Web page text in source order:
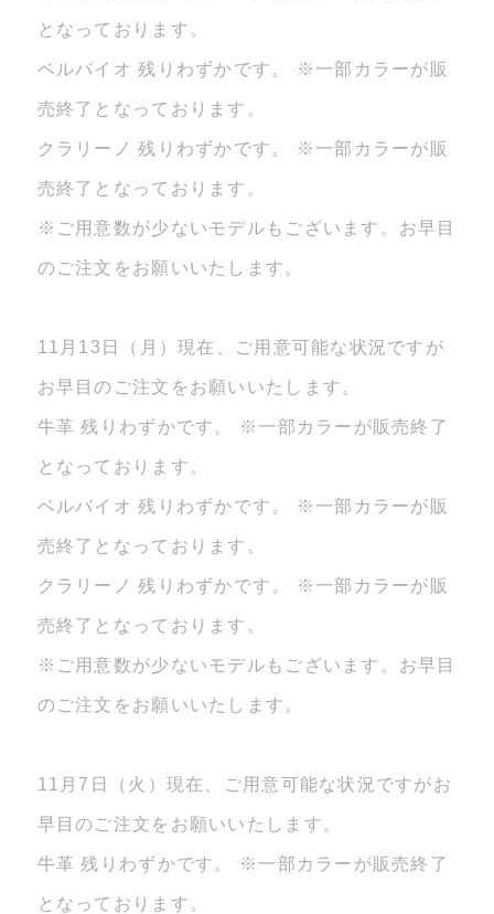
となっております。
ベルバイオ 残りわずかです。 ※一部カラーが販
売終了となっております。
クラリーノ 残りわずかです。 ※一部カラーが販
売終了となっております。
※ご用意数が少ないモデルもございます。お早目
のご注文をお願いいたします。
11月13日（月）現在、ご用意可能な状況ですが
お早目のご注文をお願いいたします。
牛革 残りわずかです。 ※一部カラーが販売終了
となっております。
ベルバイオ 残りわずかです。 ※一部カラーが販
売終了となっております。
クラリーノ 残りわずかです。 ※一部カラーが販
売終了となっております。
※ご用意数が少ないモデルもございます。お早目
のご注文をお願いいたします。
11月7日（火）現在、ご用意可能な状況ですがお
早目のご注文をお願いいたします。
牛革 残りわずかです。 ※一部カラーが販売終了
となっております。